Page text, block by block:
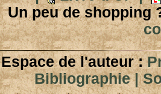
Un peu de shopping
Espace de l'auteur :
Bibliographie|